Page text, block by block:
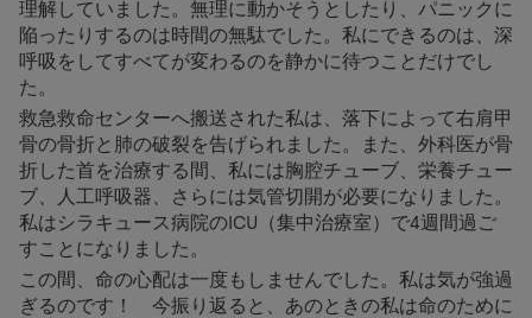
理解していました。無理に動かそうとしたり、パニックに
陥ったりするのは時間の無駄でした。私にできるのは、深
呼吸をしてすべてが変わるのを静かに待つことだけでし
た。
救急救命センターへ搬送された私は、落下によって右肩甲
骨の骨折と肺の破裂を告げられました。また、外科医が骨
折した首を治療する間、私には胸腔チューブ、栄養チュー
ブ、人工呼吸器、さらには気管切開が必要になりました。
私はシラキュース病院のICU（集中治療室）で4週間過ご
すことになりました。
この間、命の心配は一度もしませんでした。私は気が強過
ぎるのです！ 今振り返ると、あのときの私は命のために